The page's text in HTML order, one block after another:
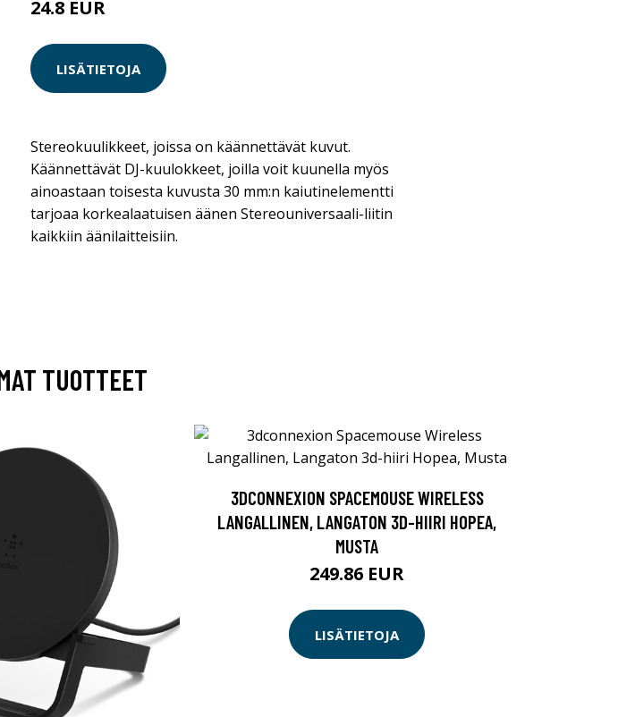
24.8 EUR
LISÄTIETOJA
Stereokuulikkeet, joissa on käännettävät kuvut.
Käännettävät DJ-kuulokkeet, joilla voit kuunella myös
ainoastaan toisesta kuvusta 30 mm:n kaiutinelementti
tarjoaa korkealaatuisen äänen Stereouniversaali-liitin
kaikkiin äänilaitteisiin.
TUOTTEET
3DCONNEXION SPACEMOUSE WIRELESS
LANGALLINEN, LANGATON 3D-HIIRI HOPEA,
MUSTA
249.86 EUR
LISÄTIETOJA